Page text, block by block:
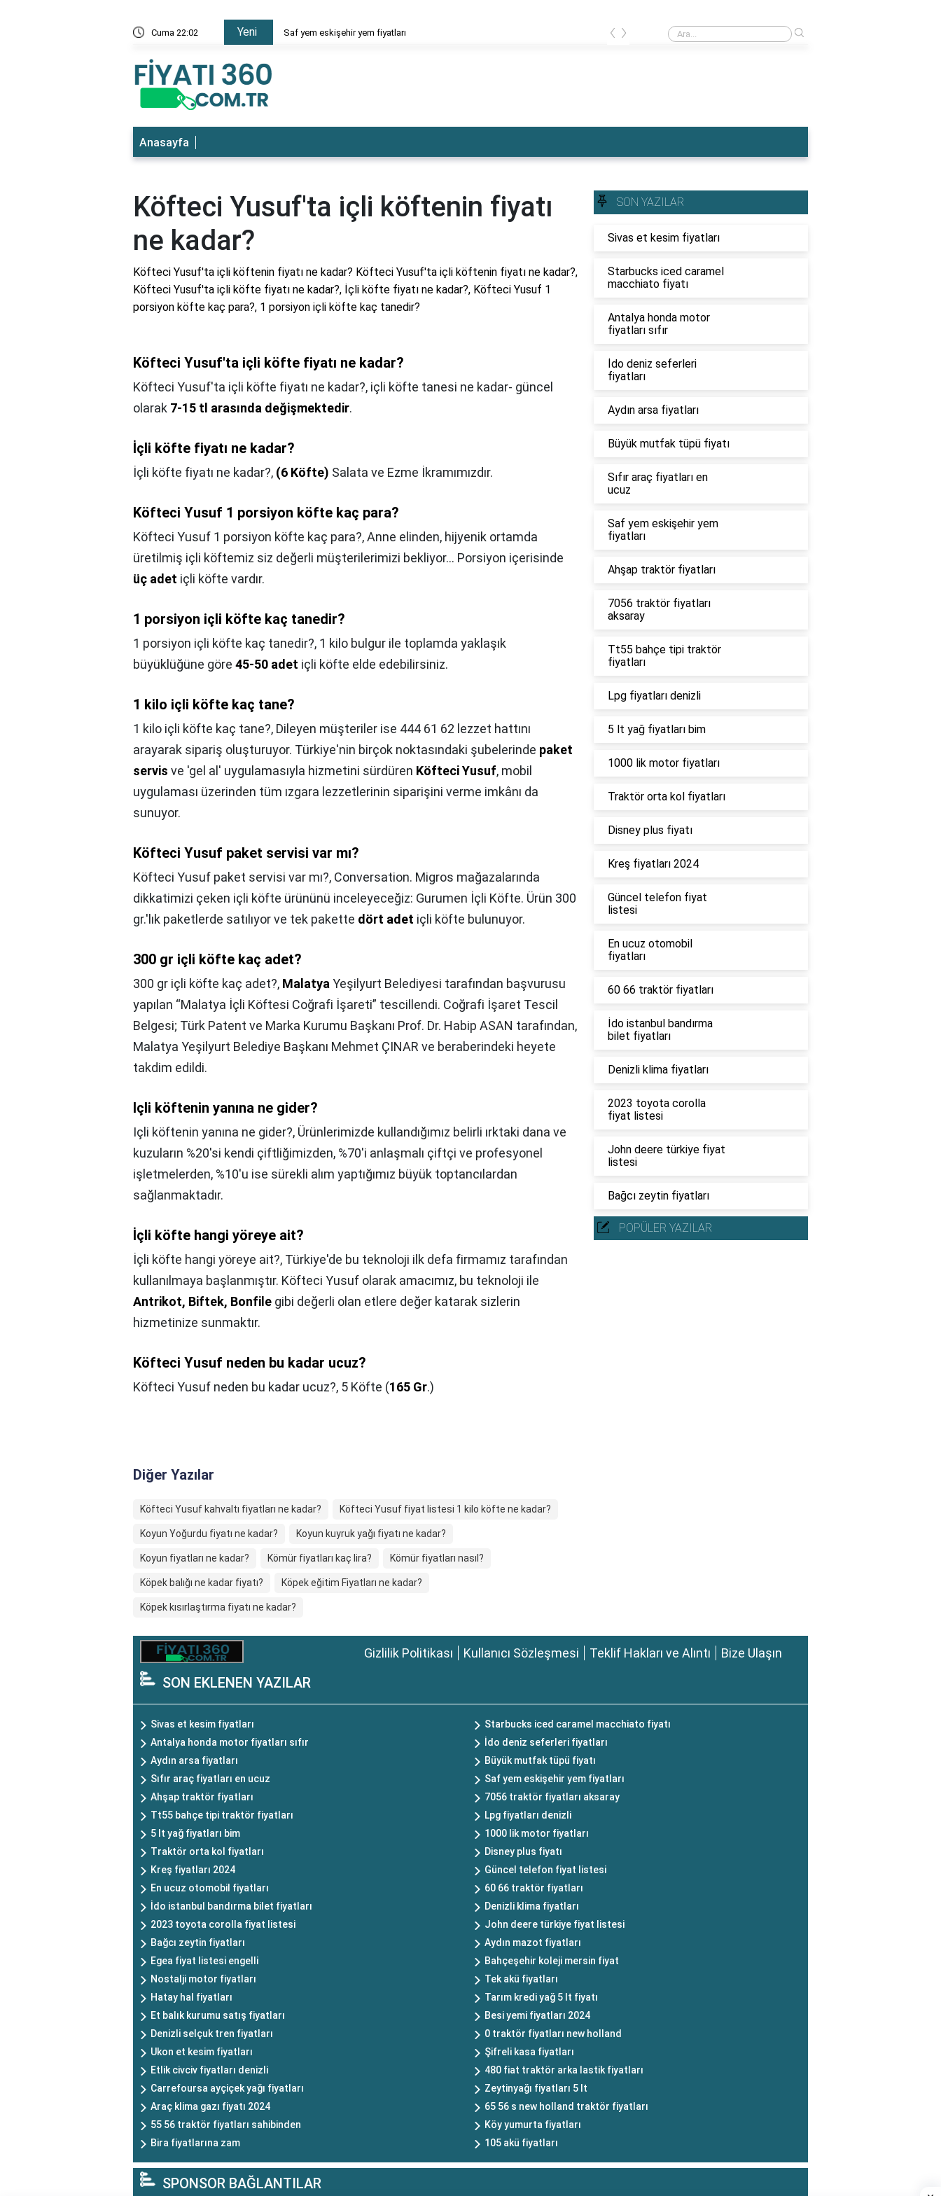
Cuma 22:02 Yeni Saf yem eskişehir yem fiyatları Ahşap traktör fiyatları
‹ ›
Anasayfa
Köfteci Yusuf'ta içli köftenin fiyatı
ne kadar?
Köfteci Yusuf'ta içli köftenin fiyatı ne kadar? Köfteci Yusuf'ta içli köftenin fiyatı ne kadar?,
Köfteci Yusuf'ta içli köfte fiyatı ne kadar?, İçli köfte fiyatı ne kadar?, Köfteci Yusuf 1
porsiyon köfte kaç para?, 1 porsiyon içli köfte kaç tanedir?
Köfteci Yusuf'ta içli köfte fiyatı ne kadar?
Köfteci Yusuf'ta içli köfte fiyatı ne kadar?, içli köfte tanesi ne kadar- güncel
olarak 7-15 tl arasında değişmektedir.
İçli köfte fiyatı ne kadar?
İçli köfte fiyatı ne kadar?, (6 Köfte) Salata ve Ezme İkramımızdır.
Köfteci Yusuf 1 porsiyon köfte kaç para?
Köfteci Yusuf 1 porsiyon köfte kaç para?,Anne elinden, hijyenik ortamda
üretilmiş içli köftemiz siz değerli müşterilerimizi bekliyor... Porsiyon içerisinde
üç adet içli köfte vardır.
1 porsiyon içli köfte kaç tanedir?
1 porsiyon içli köfte kaç tanedir?, 1 kilo bulgur ile toplamda yaklaşık
büyüklüğüne göre 45-50 adet içli köfte elde edebilirsiniz.
1 kilo içli köfte kaç tane?
1 kilo içli köfte kaç tane?, Dileyen müşteriler ise 444 61 62 lezzet hattını
arayarak sipariş oluşturuyor. Türkiye'nin birçok noktasındaki şubelerinde paket
servis ve 'gel al' uygulamasıyla hizmetini sürdüren Köfteci Yusuf, mobil
uygulaması üzerinden tüm ızgara lezzetlerinin siparişini verme imkânı da
sunuyor.
Köfteci Yusuf paket servisi var mı?
Köfteci Yusuf paket servisi var mı?, Conversation. Migros mağazalarında
dikkatimizi çeken içli köfte ürününü inceleyeceğiz: Gurumen İçli Köfte. Ürün 300
gr.'lık paketlerde satılıyor ve tek pakette dört adet içli köfte bulunuyor.
300 gr içli köfte kaç adet?
300 gr içli köfte kaç adet?, Malatya Yeşilyurt Belediyesi tarafından başvurusu
yapılan “Malatya İçli Köftesi Coğrafi İşareti” tescillendi. Coğrafi İşaret Tescil
Belgesi; Türk Patent ve Marka Kurumu Başkanı Prof. Dr. Habip ASAN tarafından,
Malatya Yeşilyurt Belediye Başkanı Mehmet ÇINAR ve beraberindeki heyete
takdim edildi.
Içli köftenin yanına ne gider?
Içli köftenin yanına ne gider?, Ürünlerimizde kullandığımız belirli ırktaki dana ve
kuzuların %20'si kendi çiftliğimizden, %70'i anlaşmalı çiftçi ve profesyonel
işletmelerden, %10'u ise sürekli alım yaptığımız büyük toptancılardan
sağlanmaktadır.
İçli köfte hangi yöreye ait?
İçli köfte hangi yöreye ait?, Türkiye'de bu teknoloji ilk defa firmamız tarafından
kullanılmaya başlanmıştır. Köfteci Yusuf olarak amacımız, bu teknoloji ile
Antrikot, Biftek, Bonfile gibi değerli olan etlere değer katarak sizlerin
hizmetinize sunmaktır.
Köfteci Yusuf neden bu kadar ucuz?
Köfteci Yusuf neden bu kadar ucuz?, 5 Köfte (165 Gr.)
Diğer Yazılar
Köfteci Yusuf kahvaltı fiyatları ne kadar? Köfteci Yusuf fiyat listesi 1 kilo köfte ne kadar?
Koyun Yoğurdu fiyatı ne kadar? Koyun kuyruk yağı fiyatı ne kadar?
Koyun fiyatları ne kadar? Kömür fiyatları kaç lira? Kömür fiyatları nasıl?
Köpek balığı ne kadar fiyatı? Köpek eğitim Fiyatları ne kadar?
Köpek kısırlaştırma fiyatı ne kadar?
SON YAZILAR
Sivas et kesim fiyatları
Starbucks iced caramel
macchiato fiyatı
Antalya honda motor
fiyatları sıfır
İdo deniz seferleri
fiyatları
Aydın arsa fiyatları
Büyük mutfak tüpü fiyatı
Sıfır araç fiyatları en
ucuz
Saf yem eskişehir yem
fiyatları
Ahşap traktör fiyatları
7056 traktör fiyatları
aksaray
Tt55 bahçe tipi traktör
fiyatları
Lpg fiyatları denizli
5 lt yağ fiyatları bim
1000 lik motor fiyatları
Traktör orta kol fiyatları
Disney plus fiyatı
Kreş fiyatları 2024
Güncel telefon fiyat
listesi
En ucuz otomobil
fiyatları
60 66 traktör fiyatları
İdo istanbul bandırma
bilet fiyatları
Denizli klima fiyatları
2023 toyota corolla
fiyat listesi
John deere türkiye fiyat
listesi
Bağcı zeytin fiyatları
POPÜLER YAZILAR
Gizlilik Politikası Kullanıcı Sözleşmesi Teklif Hakları ve Alıntı Bize Ulaşın
SON EKLENEN YAZILAR
Sivas et kesim fiyatları
Starbucks iced caramel macchiato fiyatı
Antalya honda motor fiyatları sıfır
İdo deniz seferleri fiyatları
Aydın arsa fiyatları
Büyük mutfak tüpü fiyatı
Sıfır araç fiyatları en ucuz
Saf yem eskişehir yem fiyatları
Ahşap traktör fiyatları
7056 traktör fiyatları aksaray
Tt55 bahçe tipi traktör fiyatları
Lpg fiyatları denizli
5 lt yağ fiyatları bim
1000 lik motor fiyatları
Traktör orta kol fiyatları
Disney plus fiyatı
Kreş fiyatları 2024
Güncel telefon fiyat listesi
En ucuz otomobil fiyatları
60 66 traktör fiyatları
İdo istanbul bandırma bilet fiyatları
Denizli klima fiyatları
2023 toyota corolla fiyat listesi
John deere türkiye fiyat listesi
Bağcı zeytin fiyatları
Aydın mazot fiyatları
Egea fiyat listesi engelli
Bahçeşehir koleji mersin fiyat
Nostalji motor fiyatları
Tek akü fiyatları
Hatay hal fiyatları
Tarım kredi yağ 5 lt fiyatı
Et balık kurumu satış fiyatları
Besi yemi fiyatları 2024
Denizli selçuk tren fiyatları
0 traktör fiyatları new holland
Ukon et kesim fiyatları
Şifreli kasa fiyatları
Etlik civciv fiyatları denizli
480 fiat traktör arka lastik fiyatları
Carrefoursa ayçiçek yağı fiyatları
Zeytinyağı fiyatları 5 lt
Araç klima gazı fiyatı 2024
65 56 s new holland traktör fiyatları
55 56 traktör fiyatları sahibinden
Köy yumurta fiyatları
Bira fiyatlarına zam
105 akü fiyatları
SPONSOR BAĞLANTILAR